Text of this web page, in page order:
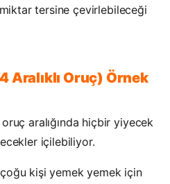
tersine çevirlebileceği
Aralıklı Oruç) Örnek
aralığında hiçbir yiyecek
içilebiliyor.
kişi yemek yemek için